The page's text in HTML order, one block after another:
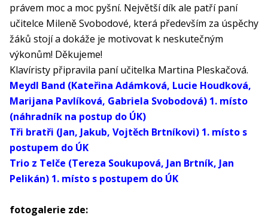
právem moc a moc pyšní. Největší dík ale patří paní
učitelce Mileně Svobodové, která především za úspěchy
žáků stojí a dokáže je motivovat k neskutečným
výkonům! Děkujeme!
Klavíristy připravila paní učitelka Martina Pleskačová.
Meydl Band (Kateřina Adámková, Lucie Houdková,
Marijana Pavlíková, Gabriela Svobodová) 1. místo
(náhradník na postup do ÚK)
Tři bratři (Jan, Jakub, Vojtěch Brtníkovi) 1. místo s
postupem do ÚK
Trio z Telče (Tereza Soukupová, Jan Brtník, Jan
Pelikán) 1. místo s postupem do ÚK
fotogalerie zde: